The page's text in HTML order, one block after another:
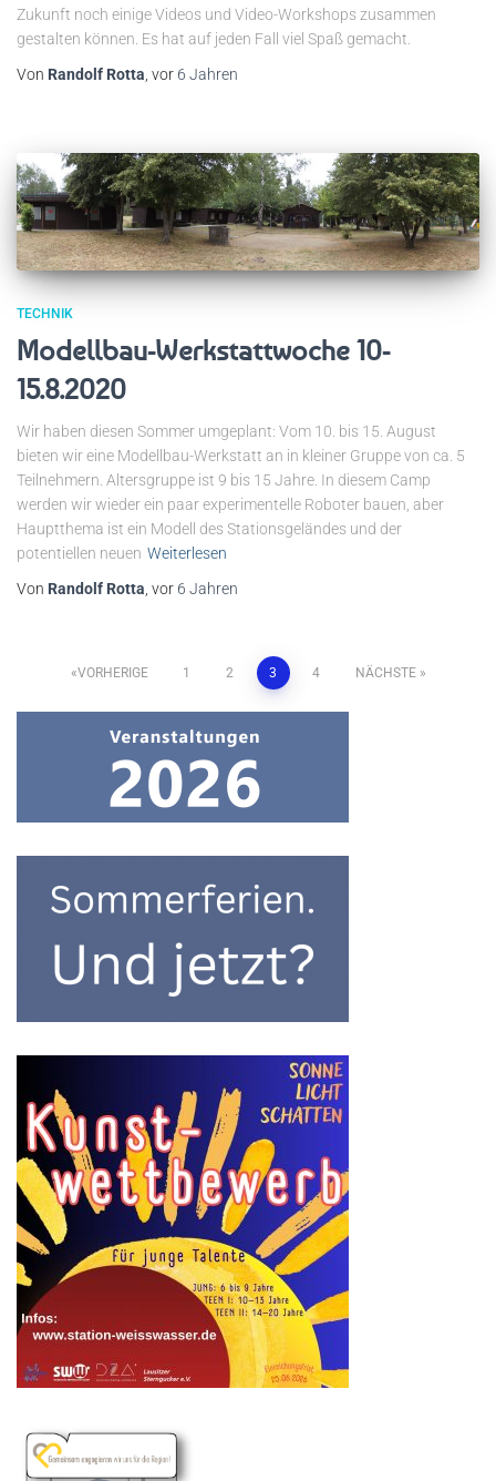
Zukunft noch einige Videos und Video-Workshops zusammen
gestalten können. Es hat auf jeden Fall viel Spaß gemacht.
Von Randolf Rotta , vor 6 Jahren
TECHNIK
Modellbau-Werkstattwoche 10-
15.8.2020
Wir haben diesen Sommer umgeplant: Vom 10. bis 15. August
bieten wir eine Modellbau-Werkstatt an in kleiner Gruppe von ca. 5
Teilnehmern. Altersgruppe ist 9 bis 15 Jahre. In diesem Camp
werden wir wieder ein paar experimentelle Roboter bauen, aber
Hauptthema ist ein Modell des Stationsgeländes und der
potentiellen neuen Weiterlesen
Von Randolf Rotta, vor 6 Jahren
Seitennummerierung
Beiträge
VORHERIGE 1 2 3 4 NÄCHSTE